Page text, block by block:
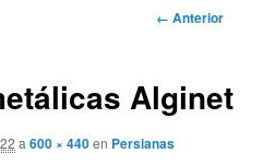
Navegador
← Anterior
Alginet
a600 × 440en Persianas